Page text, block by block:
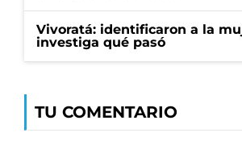
Vivoratá: identificaron a la
investiga qué pasó
TU COMENTARIO